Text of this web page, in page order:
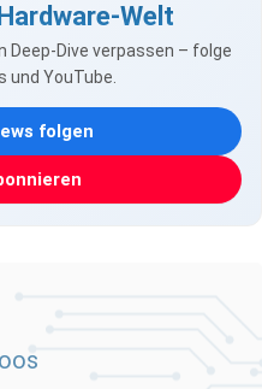
Welt
Deep-Dive verpassen – folge
und YouTube.
folgen